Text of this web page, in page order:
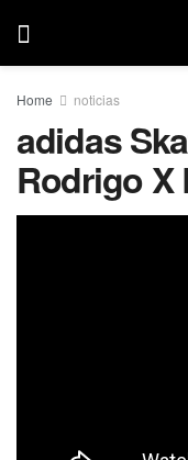
Home noticias
adidas
Rodrigo X